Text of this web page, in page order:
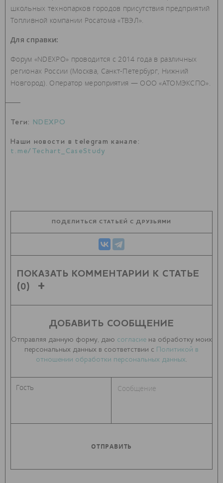
школьных технопарков городов присутствия предприятий
Топливной компании Росатома «ТВЭЛ».
Для справки:
Форум «NDEXPO» проводится с 2014 года в различных
регионах России (Москва, Санкт-Петербург, Нижний
Новгород). Оператор мероприятия — ООО «АТОМЭКСПО».
Теги: NDEXPO
Наши новости в telegram канале:
t.me/Techart_CaseStudy
ПОДЕЛИТЬСЯ СТАТЬЕЙ С ДРУЗЬЯМИ
ПОКАЗАТЬ КОММЕНТАРИИ К СТАТЬЕ
(0)
ДОБАВИТЬ СООБЩЕНИЕ
Отправляя данную форму, даю согласие на обработку моих
персональных данных в соответствии с
Политикой в
отношении обработки персональных данных.